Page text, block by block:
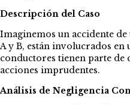
Descripción del Caso
Imaginemos un accidente
A y B, están involucrados en
conductores tienen parte de
acciones imprudentes.
Análisis de Negligencia